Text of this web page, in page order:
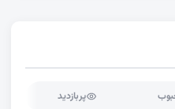
پربازدید